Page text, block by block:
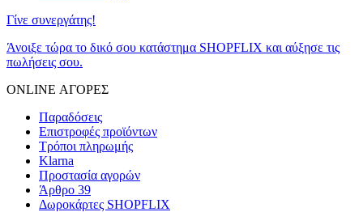
Γίνε συνεργάτης!
Άνοιξε τώρα το δικό σου κατάστημα SHOPFLIX και αύξησε τις
πωλήσεις σου.
ONLINE ΑΓΟΡΕΣ
Παραδόσεις
Επιστροφές προϊόντων
Τρόποι πληρωμής
Klarna
Προστασία αγορών
Άρθρο 39
Δωροκάρτες SHOPFLIX